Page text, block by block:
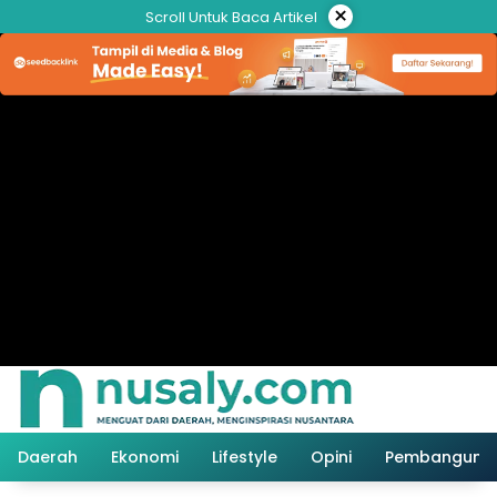
ke
konten
Scroll Untuk Baca Artikel ×
Daerah Ekonomi Lifestyle Opini